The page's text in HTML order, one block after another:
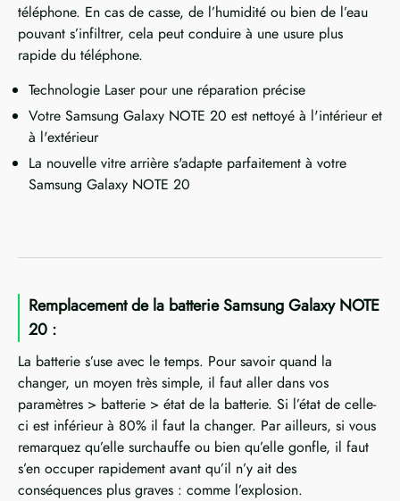
téléphone. En cas de casse, de l’humidité ou bien de l’eau
pouvant s’infiltrer, cela peut conduire à une usure plus
rapide du téléphone.
Technologie Laser pour une réparation précise
Votre Samsung Galaxy NOTE 20 est nettoyé à l'intérieur et
à l'extérieur
La nouvelle vitre arrière s'adapte parfaitement à votre
Samsung Galaxy NOTE 20
Remplacement de la batterie Samsung Galaxy NOTE
20 :
La batterie s’use avec le temps. Pour savoir quand la
changer, un moyen très simple, il faut aller dans vos
paramètres > batterie > état de la batterie. Si l’état de celle-
ci est inférieur à 80% il faut la changer. Par ailleurs, si vous
remarquez qu’elle surchauffe ou bien qu’elle gonfle, il faut
s’en occuper rapidement avant qu’il n’y ait des
conséquences plus graves : comme l’explosion.